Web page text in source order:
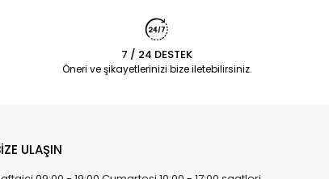
7 / 24 DESTEK
Öneri ve şikayetlerinizi bize iletebilirsiniz.
ULAŞIN